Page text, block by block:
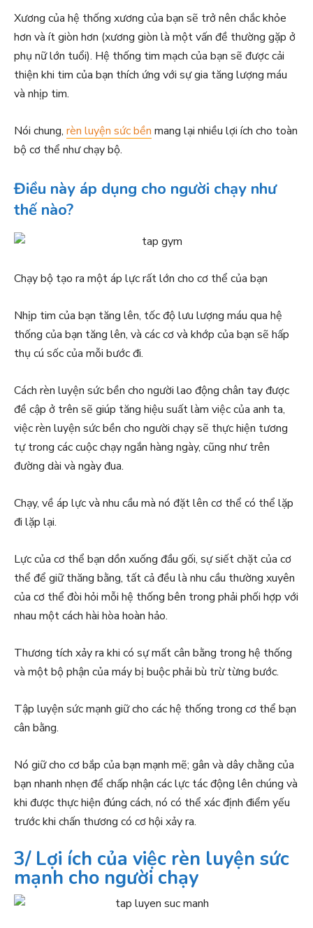
Xương của hệ thống xương của bạn sẽ trở nên chắc khỏe
hơn và ít giòn hơn (xương giòn là một vấn đề thường gặp ở
phụ nữ lớn tuổi). Hệ thống tim mạch của bạn sẽ được cải
thiện khi tim của bạn thích ứng với sự gia tăng lượng máu
và nhịp tim.
Nói chung, rèn luyện sức bền mang lại nhiều lợi ích cho toàn
bộ cơ thể như chạy bộ.
Điều này áp dụng cho người chạy như
thế nào?
Chạy bộ tạo ra một áp lực rất lớn cho cơ thể của bạn
Nhịp tim của bạn tăng lên, tốc độ lưu lượng máu qua hệ
thống của bạn tăng lên, và các cơ và khớp của bạn sẽ hấp
thụ cú sốc của mỗi bước đi.
Cách rèn luyện sức bền cho người lao động chân tay được
đề cập ở trên sẽ giúp tăng hiệu suất làm việc của anh ta,
việc rèn luyện sức bền cho người chạy sẽ thực hiện tương
tự trong các cuộc chạy ngắn hàng ngày, cũng như trên
đường dài và ngày đua.
Chạy, về áp lực và nhu cầu mà nó đặt lên cơ thể có thể lặp
đi lặp lại.
Lực của cơ thể bạn dồn xuống đầu gối, sự siết chặt của cơ
thể để giữ thăng bằng, tất cả đều là nhu cầu thường xuyên
của cơ thể đòi hỏi mỗi hệ thống bên trong phải phối hợp với
nhau một cách hài hòa hoàn hảo.
Thương tích xảy ra khi có sự mất cân bằng trong hệ thống
và một bộ phận của máy bị buộc phải bù trừ từng bước.
Tập luyện sức mạnh giữ cho các hệ thống trong cơ thể bạn
cân bằng.
Nó giữ cho cơ bắp của bạn mạnh mẽ; gân và dây chằng của
bạn nhanh nhẹn để chấp nhận các lực tác động lên chúng và
khi được thực hiện đúng cách, nó có thể xác định điểm yếu
trước khi chấn thương có cơ hội xảy ra.
3/ Lợi ích của việc rèn luyện sức
mạnh cho người chạy